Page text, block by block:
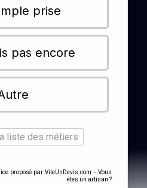
prise
pas encore
liste des métiers
proposé par ViteUnDevis.com - Vous
êtes un artisan ?